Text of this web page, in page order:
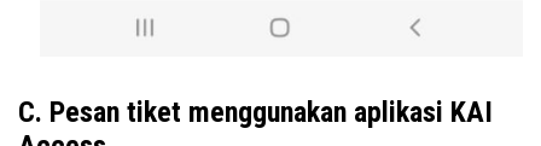
C. Pesan tiket menggunakan aplikasi KAI